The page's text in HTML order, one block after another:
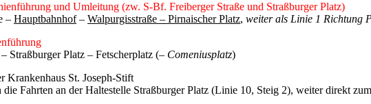
und Umleitung (zw. S-Bf. Freiberger Straße und Straßburger Platz)
– Hauptbahnhof– Walpurgisstraße – Pirnaischer Platz, weiter als Linie 1 Richtung
Straßburger Platz – Fetscherplatz (– Comeniusplatz)
Krankenhaus St. Joseph-Stift
die Fahrten an der Haltestelle Straßburger Platz (Linie 10, Steig 2), weiter direkt